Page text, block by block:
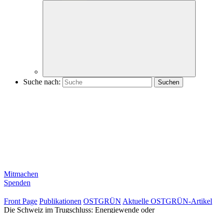
Suche nach:
Mitmachen
Spenden
Front Page Publikationen OSTGRÜN Aktuelle OSTGRÜN-Artikel
Die Schweiz im Trugschluss: Energiewende oder